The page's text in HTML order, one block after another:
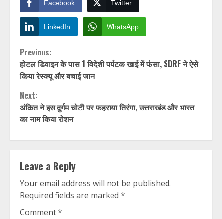
Facebook Twitter
LinkedIn WhatsApp
Continue
Reading
Previous:
होटल डिवाइन के पास 1 विदेशी पर्यटक खाई में फंसा, SDRF ने ऐसे
किया रेस्क्यू और बचाई जान
Next:
अंकित ने इस दुर्गम चोटी पर फहराया तिरंगा, उत्तराखंड और भारत
का नाम किया रोशन
Leave a Reply
Your email address will not be published.
Required fields are marked *
Comment*